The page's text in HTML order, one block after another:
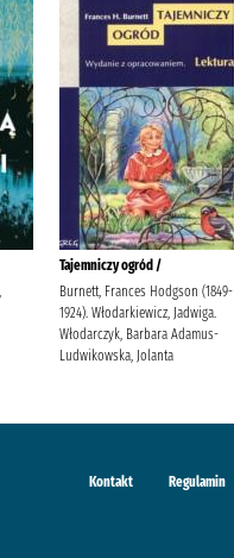
Tajemniczy ogród /
Burnett, Frances Hodgson (1849-
1924). Włodarkiewicz, Jadwiga.
Włodarczyk, Barbara Adamus-
Ludwikowska, Jolanta
Kontakt Regulamin